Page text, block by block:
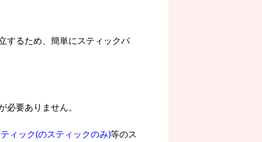
するため、簡単にスティックバ
要ありません。
ィック(のスティックのみ)等のス